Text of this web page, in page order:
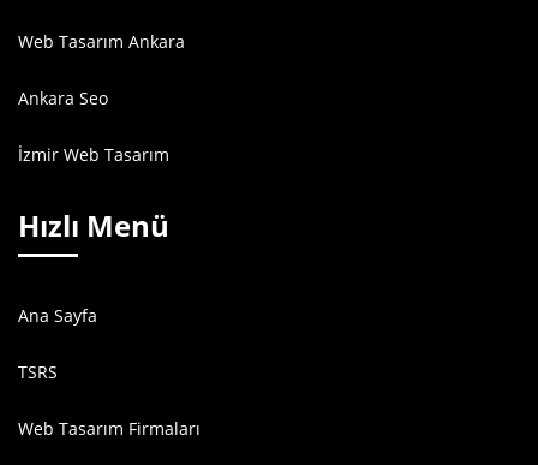
Web Tasarım Ankara
Ankara Seo
İzmir Web Tasarım
Hızlı Menü
Ana Sayfa
TSRS
Web Tasarım Firmaları